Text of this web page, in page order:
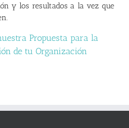
y los resultados a la vez que
Propuesta para la
de tu Organización